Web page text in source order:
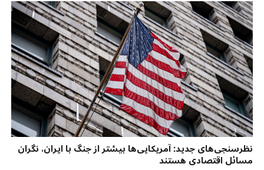
نظرسنجی‌‌های جدید: آمریکایی‌ها بیشتر از جنگ با ایران، نگران
مسائل اقتصادی هستند